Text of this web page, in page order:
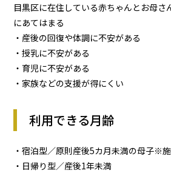
目黒区に在住している赤ちゃんとお母さ
にあてはまる
・産後の回復や体調に不安がある
・授乳に不安がある
・育児に不安がある
・家族などの支援が得にくい
利用できる月齢
・宿泊型／原則産後5カ月未満の母子※
・日帰り型／産後1年未満